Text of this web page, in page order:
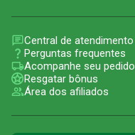
Central de atendimento
Perguntas frequentes
Acompanhe seu pedido
Resgatar bônus
Área dos afiliados